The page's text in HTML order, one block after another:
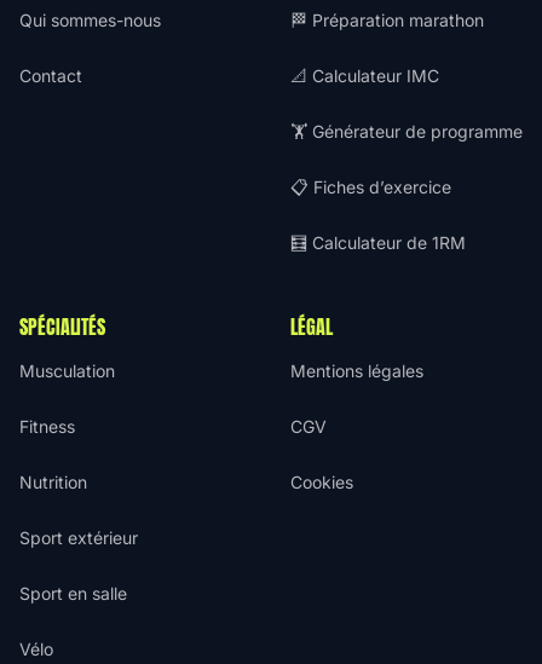
Qui sommes-nous
Contact
🏁 Préparation marathon
📐 Calculateur IMC
🏋️ Générateur de programme
📋 Fiches d’exercice
🧮 Calculateur de 1RM
SPÉCIALITÉS
Musculation
Fitness
Nutrition
Sport extérieur
Sport en salle
Vélo
LÉGAL
Mentions légales
CGV
Cookies